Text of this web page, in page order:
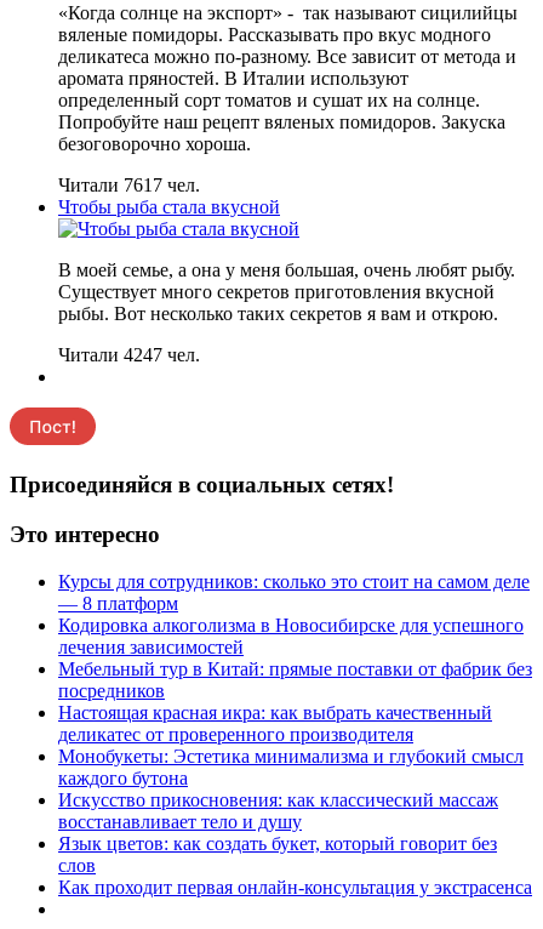
«Когда солнце на экспорт» - так называют сицилийцы
вяленые помидоры. Рассказывать про вкус модного
деликатеса можно по-разному. Все зависит от метода и
аромата пряностей. В Италии используют
определенный сорт томатов и сушат их на солнце.
Попробуйте наш рецепт вяленых помидоров. Закуска
безоговорочно хороша.
Читали 7617 чел.
Чтобы рыба стала вкусной
В моей семье, а она у меня большая, очень любят рыбу.
Существует много секретов приготовления вкусной
рыбы. Вот несколько таких секретов я вам и открою.
Читали 4247 чел.
Присоединяйся в социальных сетях!
Это интересно
Курсы для сотрудников: сколько это стоит на самом деле
— 8 платформ
Кодировка алкоголизма в Новосибирске для успешного
лечения зависимостей
Мебельный тур в Китай: прямые поставки от фабрик без
посредников
Настоящая красная икра: как выбрать качественный
деликатес от проверенного производителя
Монобукеты: Эстетика минимализма и глубокий смысл
каждого бутона
Искусство прикосновения: как классический массаж
восстанавливает тело и душу
Язык цветов: как создать букет, который говорит без
слов
Как проходит первая онлайн-консультация у экстрасенса